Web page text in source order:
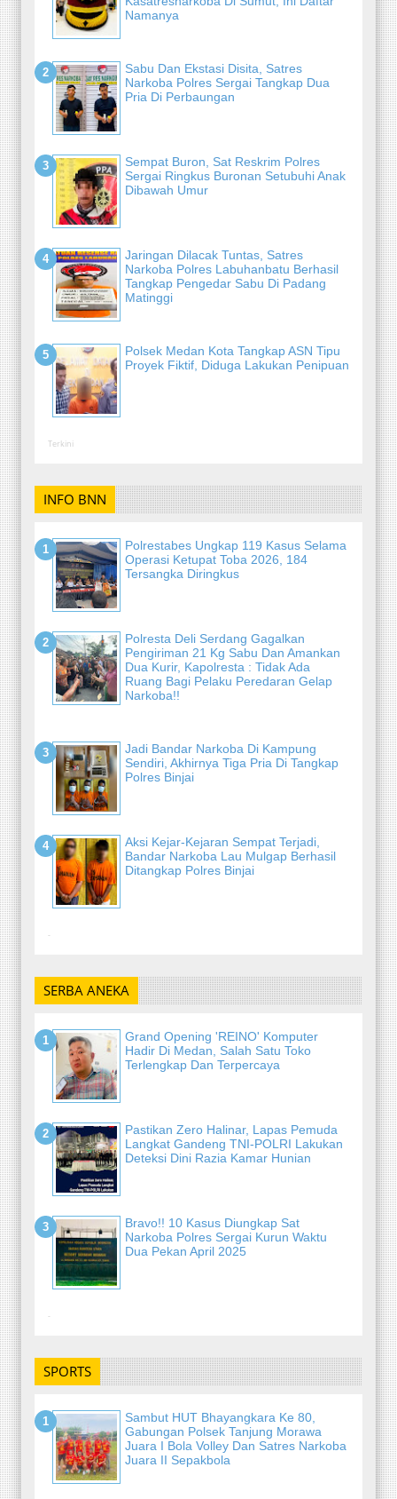
Namanya
Sabu Dan Ekstasi Disita, Satres
Narkoba Polres Sergai Tangkap Dua
Pria Di Perbaungan
Sempat Buron, Sat Reskrim Polres
Sergai Ringkus Buronan Setubuhi Anak
Dibawah Umur
Jaringan Dilacak Tuntas, Satres
Narkoba Polres Labuhanbatu Berhasil
Tangkap Pengedar Sabu Di Padang
Matinggi
Polsek Medan Kota Tangkap ASN Tipu
Proyek Fiktif, Diduga Lakukan Penipuan
Terkini
INFO BNN
Polrestabes Ungkap 119 Kasus Selama
Operasi Ketupat Toba 2026, 184
Tersangka Diringkus
Polresta Deli Serdang Gagalkan
Pengiriman 21 Kg Sabu Dan Amankan
Dua Kurir, Kapolresta : Tidak Ada
Ruang Bagi Pelaku Peredaran Gelap
Narkoba!!
Jadi Bandar Narkoba Di Kampung
Sendiri, Akhirnya Tiga Pria Di Tangkap
Polres Binjai
Aksi Kejar-Kejaran Sempat Terjadi,
Bandar Narkoba Lau Mulgap Berhasil
Ditangkap Polres Binjai
-
SERBA ANEKA
Grand Opening 'REINO' Komputer
Hadir Di Medan, Salah Satu Toko
Terlengkap Dan Terpercaya
Pastikan Zero Halinar, Lapas Pemuda
Langkat Gandeng TNI-POLRI Lakukan
Deteksi Dini Razia Kamar Hunian
Bravo!! 10 Kasus Diungkap Sat
Narkoba Polres Sergai Kurun Waktu
Dua Pekan April 2025
-
SPORTS
Sambut HUT Bhayangkara Ke 80,
Gabungan Polsek Tanjung Morawa
Juara I Bola Volley Dan Satres Narkoba
Juara II Sepakbola